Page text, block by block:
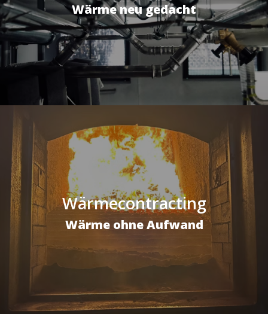
Wärme neu gedacht
Wärmecontracting
Wärme ohne Aufwand